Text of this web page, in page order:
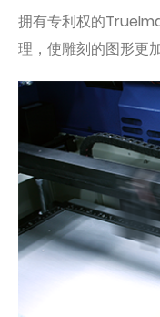
拥有专利权的
理，使雕刻的图形更